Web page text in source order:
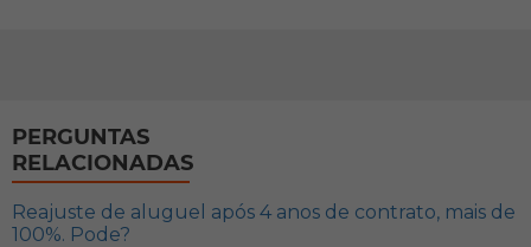
PERGUNTAS
RELACIONADAS
Reajuste de aluguel após 4 anos de contrato, mais de
100%. Pode?